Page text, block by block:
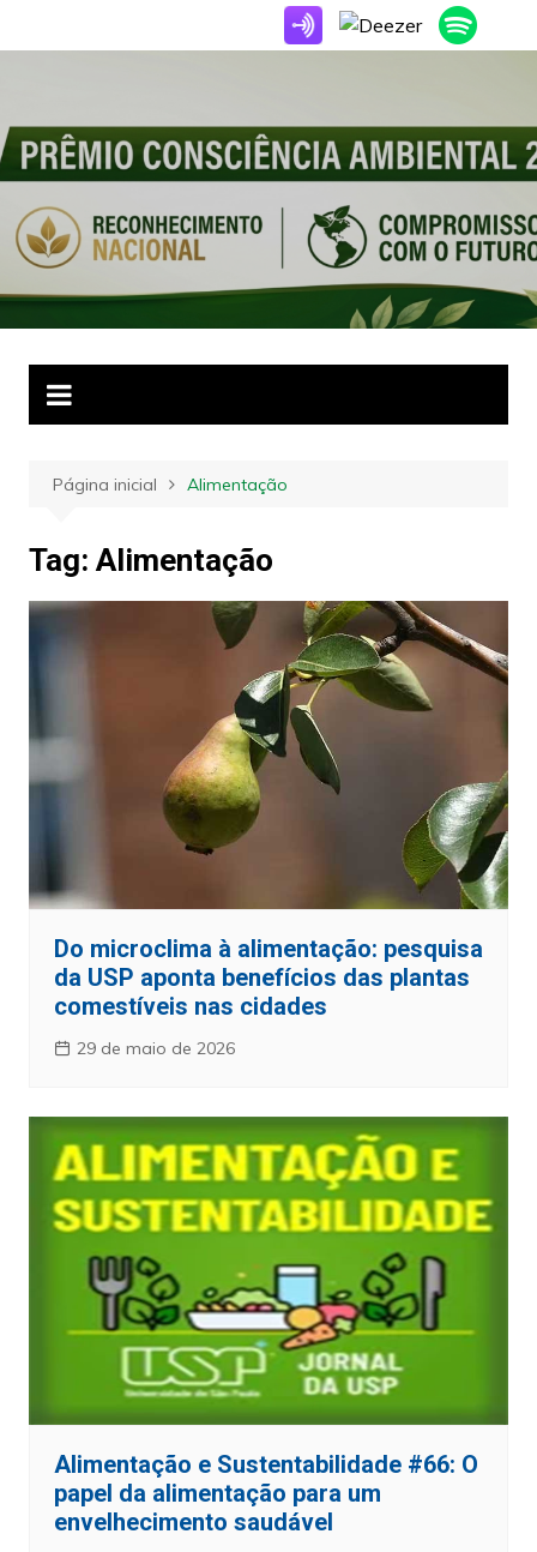
para
Página inicial Alimentação
Tag:Alimentação
Do microclima à alimentação: pesquisa
da USP aponta benefícios das plantas
comestíveis nas cidades
29 de maio de 2026
Alimentação e Sustentabilidade #66: O
papel da alimentação para um
envelhecimento saudável